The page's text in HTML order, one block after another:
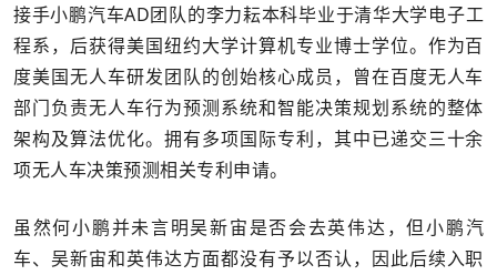
接手小鹏汽车AD团队的李力耘本科毕业于清华大学电子工
程系，后获得美国纽约大学计算机专业博士学位。作为百
度美国无人车研发团队的创始核心成员，曾在百度无人车
部门负责无人车行为预测系统和智能决策规划系统的整体
架构及算法优化。拥有多项国际专利，其中已递交三十余
项无人车决策预测相关专利申请。
虽然何小鹏并未言明吴新宙是否会去英伟达，但小鹏汽
车、吴新宙和英伟达方面都没有予以否认，因此后续入职